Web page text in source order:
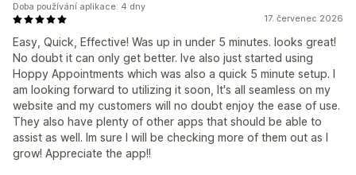
17. červenec 2026
Easy, Quick, Effective! Was up in under 5 minutes. looks great!
No doubt it can only get better. Ive also just started using
Hoppy Appointments which was also a quick 5 minute setup. I
am looking forward to utilizing it soon, It's all seamless on my
website and my customers will no doubt enjoy the ease of use.
They also have plenty of other apps that should be able to
assist as well. Im sure I will be checking more of them out as I
grow! Appreciate the app!!
Doba používání aplikace: 4 dny